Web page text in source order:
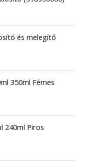
és melegítő
350ml Fémes
240ml Piros